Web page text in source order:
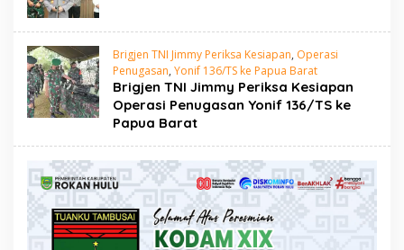
Brigjen TNI Jimmy Periksa Kesiapan, Operasi
Penugasan, Yonif 136/TS ke Papua Barat
Brigjen TNI Jimmy Periksa Kesiapan
Operasi Penugasan Yonif 136/TS ke
Papua Barat